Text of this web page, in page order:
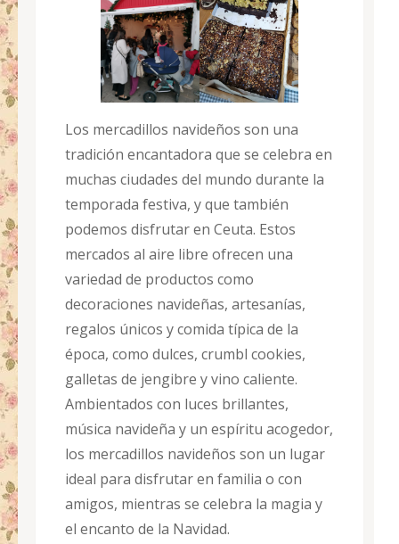
Los mercadillos navideños son una
tradición encantadora que se celebra en
muchas ciudades del mundo durante la
temporada festiva, y que también
podemos disfrutar en Ceuta. Estos
mercados al aire libre ofrecen una
variedad de productos como
decoraciones navideñas, artesanías,
regalos únicos y comida típica de la
época, como dulces, crumbl cookies,
galletas de jengibre y vino caliente.
Ambientados con luces brillantes,
música navideña y un espíritu acogedor,
los mercadillos navideños son un lugar
ideal para disfrutar en familia o con
amigos, mientras se celebra la magia y
el encanto de la Navidad.